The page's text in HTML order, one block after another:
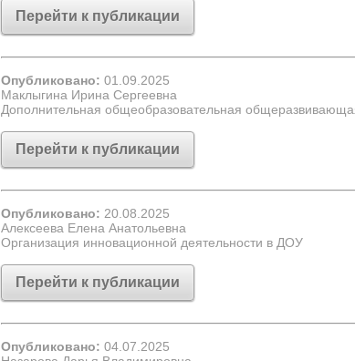
Перейти к публикации
Опубликовано: 01.09.2025
Маклыгина Ирина Сергеевна
Дополнительная общеобразовательная
Перейти к публикации
Опубликовано: 20.08.2025
Алексеева Елена Анатольевна
Организация инновационной деятельности в ДОУ
Перейти к публикации
Опубликовано: 04.07.2025